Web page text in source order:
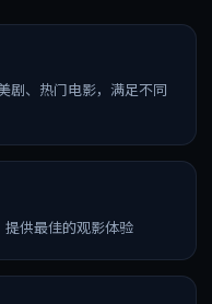
剧、热门电影，满足不同
供最佳的观影体验